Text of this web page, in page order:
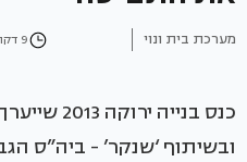
מערכת בית ונוי 9 דקות קריאה
כנס בנייה
ובשיתוף ‘שנקר’ - ביה”ס